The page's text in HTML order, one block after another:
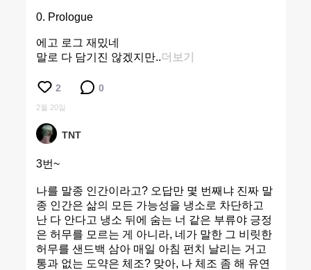
0. Prologue
에고 로그 재밌네
말로 다 담기진 않겠지만..더보기
2 0
2월 20일
TNT
3번~
나를 말종 인간이라고? 오답만 몇 번째냐 진짜 말
종 인간은 삶의 모든 가능성을 냉소로 차단하고
난 다 안다고 냉소 뒤에 숨는 너 같은 부류야 긍정
은 허무를 모르는 게 아니라, 네가 말한 그 비릿한
허무를 샌드백 삼아 매일 아침 펀치 날리는 거고
통과 없는 도약은 체조? 맞아, 나 체조 좀 해 유연